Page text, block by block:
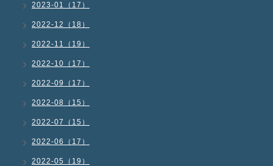
2023-01（17）
2022-12（18）
2022-11（19）
2022-10（17）
2022-09（17）
2022-08（15）
2022-07（15）
2022-06（17）
2022-05（19）